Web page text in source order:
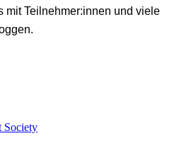
mit Teilnehmer:innen und viele
Society